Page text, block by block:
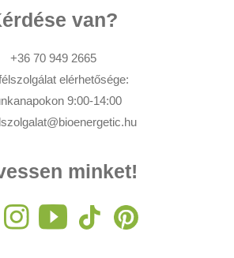
van?
+36 70 949 2665
elérhetősége:
9:00-14:00
minket!